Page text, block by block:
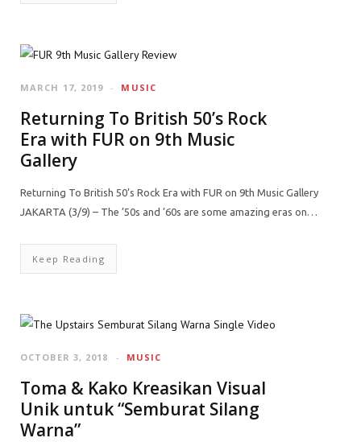
MUSIC
MARCH 17, 2019
Returning To British 50’s Rock
Era with FUR on 9th Music
Gallery
Returning To British 50’s Rock Era with FUR on 9th Music Gallery
JAKARTA (3/9) – The ’50s and ’60s are some amazing eras on…
Keep Reading
MUSIC
OCTOBER 3, 2018
Toma & Kako Kreasikan Visual
Unik untuk “Semburat Silang
Warna”